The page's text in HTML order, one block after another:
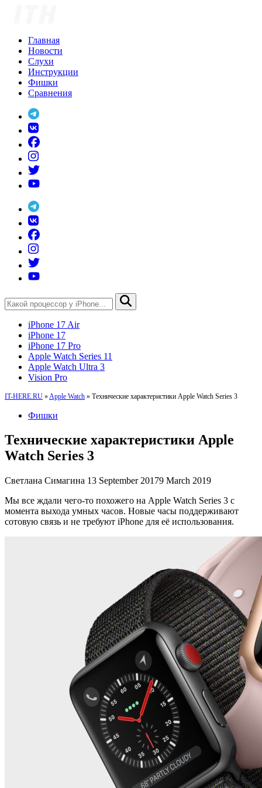
Главная
Новости
Слухи
Инструкции
Фишки
Сравнения
iPhone 17 Air
iPhone 17
iPhone 17 Pro
Apple Watch Series 11
Apple Watch Ultra 3
Vision Pro
IT-HERE.RU » Apple Watch » Технические характеристики Apple Watch Series 3
Фишки
Технические характеристики Apple
Watch Series 3
Светлана Симагина 13 September 20179 March 2019
Мы все ждали чего-то похожего на Apple Watch Series 3 с
момента выхода умных часов. Новые часы поддерживают
сотовую связь и не требуют iPhone для её использования.